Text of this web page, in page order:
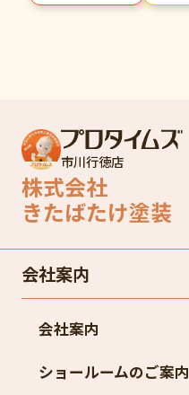
市川行徳店
株式会社
きたばたけ塗装
会社案内
会社案内
ショールームのご案内